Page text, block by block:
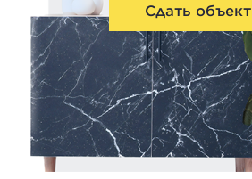
Сдать объект